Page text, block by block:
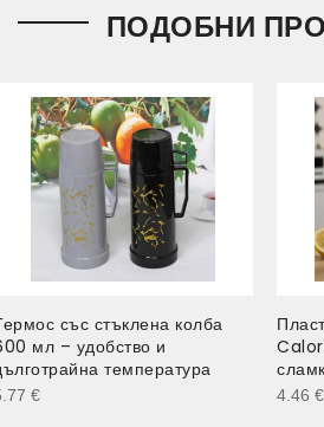
ПОДОБНИ
със стъклена колба
мл – удобство и
температура
€ 4.46 €